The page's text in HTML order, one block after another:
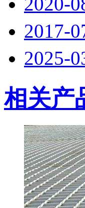
2017-
2025-
相关产